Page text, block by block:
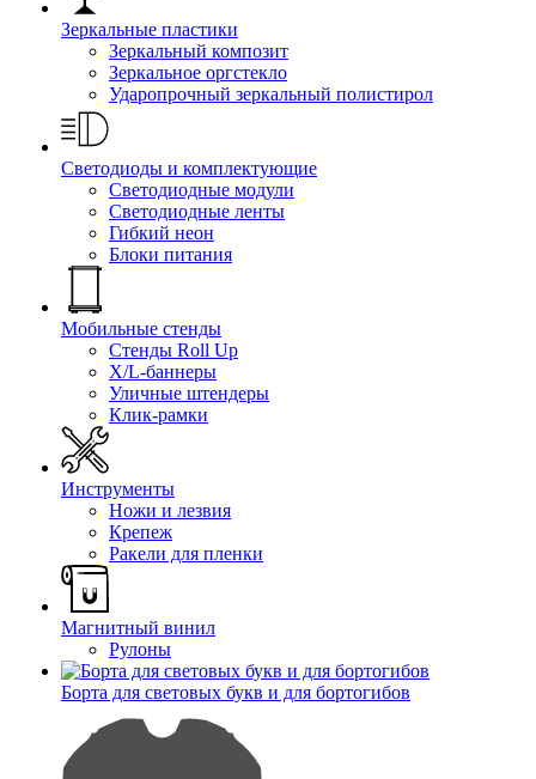
Зеркальные пластики
Зеркальный композит
Зеркальное оргстекло
Ударопрочный зеркальный полистирол
Светодиоды и комплектующие
Светодиодные модули
Светодиодные ленты
Гибкий неон
Блоки питания
Мобильные стенды
Стенды Roll Up
X/L-баннеры
Уличные штендеры
Клик-рамки
Инструменты
Ножи и лезвия
Крепеж
Ракели для пленки
Магнитный винил
Рулоны
Борта для световых букв и для бортогибов